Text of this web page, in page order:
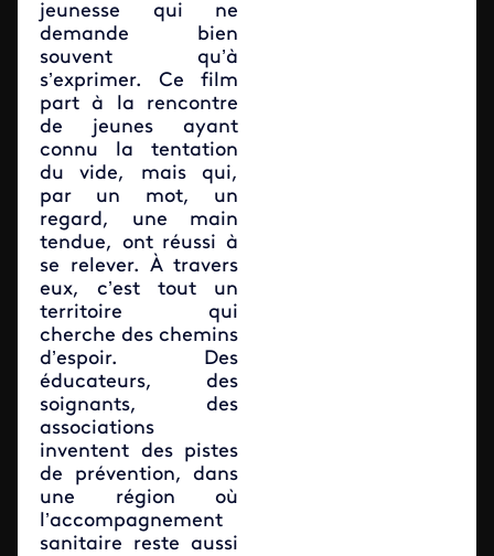
jeunesse qui ne
demande bien
souvent qu’à
s’exprimer. Ce film
part à la rencontre
de jeunes ayant
connu la tentation
du vide, mais qui,
par un mot, un
regard, une main
tendue, ont réussi à
se relever. À travers
eux, c’est tout un
territoire qui
cherche des chemins
d’espoir. Des
éducateurs, des
soignants, des
associations
inventent des pistes
de prévention, dans
une région où
l’accompagnement
sanitaire reste aussi